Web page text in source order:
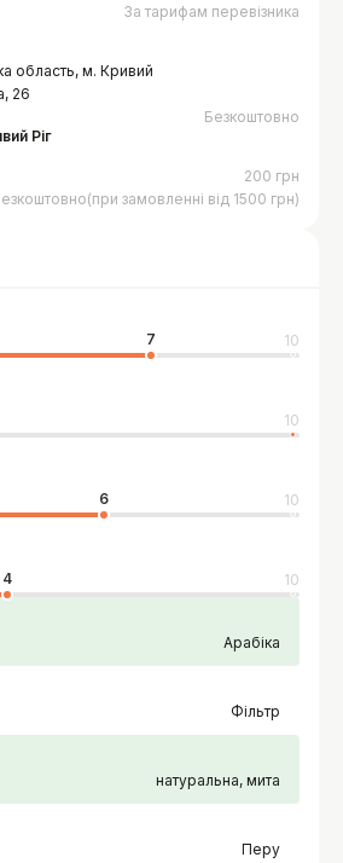
7 10
10
6 10
4 10
Арабіка
Фільтр
натуральна, мита
Перу
За тарифам перевізника
область, м. Кривий
26
Безкоштовно
Ріг
200 грн
замовленні від 1500 грн)